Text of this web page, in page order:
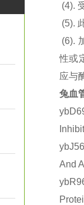
(4).
(5).
(6).
性或
应与
兔血
And